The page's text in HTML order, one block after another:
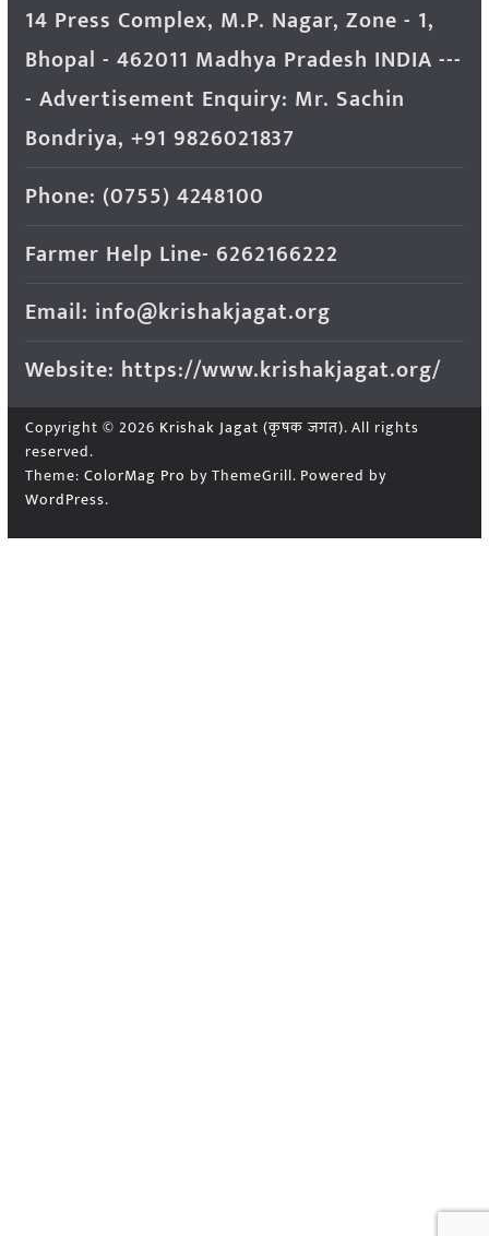
14 Press Complex, M.P. Nagar, Zone - 1,
Bhopal - 462011 Madhya Pradesh INDIA ---
- Advertisement Enquiry: Mr. Sachin
Bondriya, +91 9826021837
Phone: (0755) 4248100
Farmer Help Line- 6262166222
Email: info@krishakjagat.org
Website: https://www.krishakjagat.org/
Copyright © 2026 Krishak Jagat (कृषक जगत). All rights
reserved.
Theme: ColorMag Pro by ThemeGrill. Powered by
WordPress.